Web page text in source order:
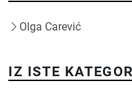
Olga Carević
IZ ISTE